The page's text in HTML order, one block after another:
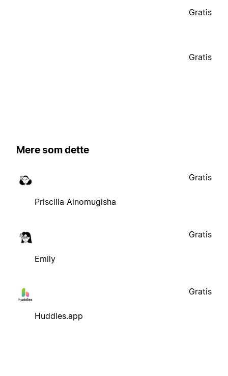
Gratis
Gratis
Mere som dette
Priscilla Ainomugisha
Gratis
Emily
Gratis
Huddles.app
Gratis